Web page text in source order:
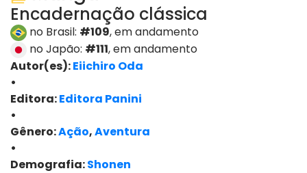
Encadernação clássica
no Brasil: #109, em andamento
no Japão: #111, em andamento
Autor(es):Eiichiro Oda
•
Editora:Editora Panini
•
Gênero:Ação,Aventura
•
Demografia:Shonen